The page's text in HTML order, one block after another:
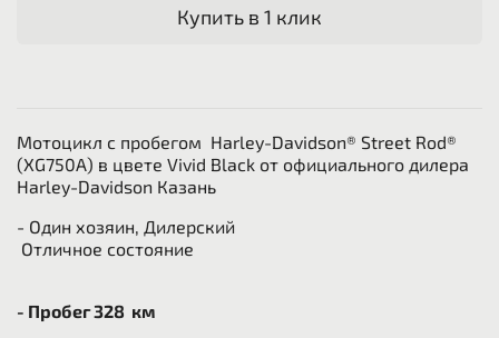
Купить в 1 клик
Мотоцикл с пробегом Harley-Davidson® Street Rod®
(XG750A) в цвете Vivid Black от официального дилера
Harley-Davidson Казань
- Один хозяин, Дилерский
Отличное состояние
- Пробег 328 км